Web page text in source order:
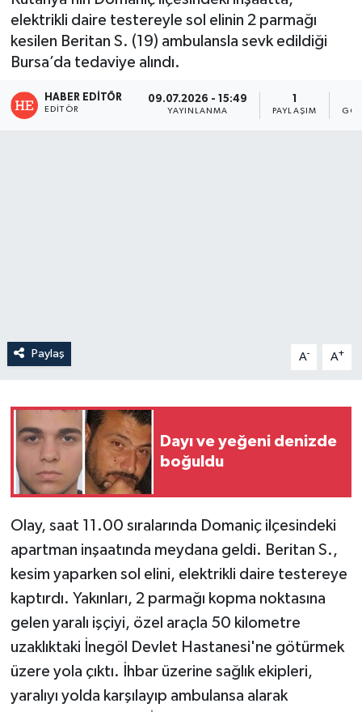
elektrikli daire testereyle sol elinin 2 parmağı
kesilen Beritan S. (19) ambulansla sevk edildiği
Bursa’da tedaviye alındı.
HABER EDITÖR
EDITÖR
09.07.2026 - 15:49
YAYINLANMA PAYLAŞIM
Paylaş A- A+
Dayı ve yeğeni denizde
boğuldu
Olay, saat 11.00 sıralarında Domaniç ilçesindeki
apartman inşaatında meydana geldi. Beritan S.,
kesim yaparken sol elini, elektrikli daire testereye
kaptırdı. Yakınları, 2 parmağı kopma noktasına
gelen yaralı işçiyi, özel araçla 50 kilometre
uzaklıktaki İnegöl Devlet Hastanesi'ne götürmek
üzere yola çıktı. İhbar üzerine sağlık ekipleri,
yaralıyı yolda karşılayıp ambulansa alarak